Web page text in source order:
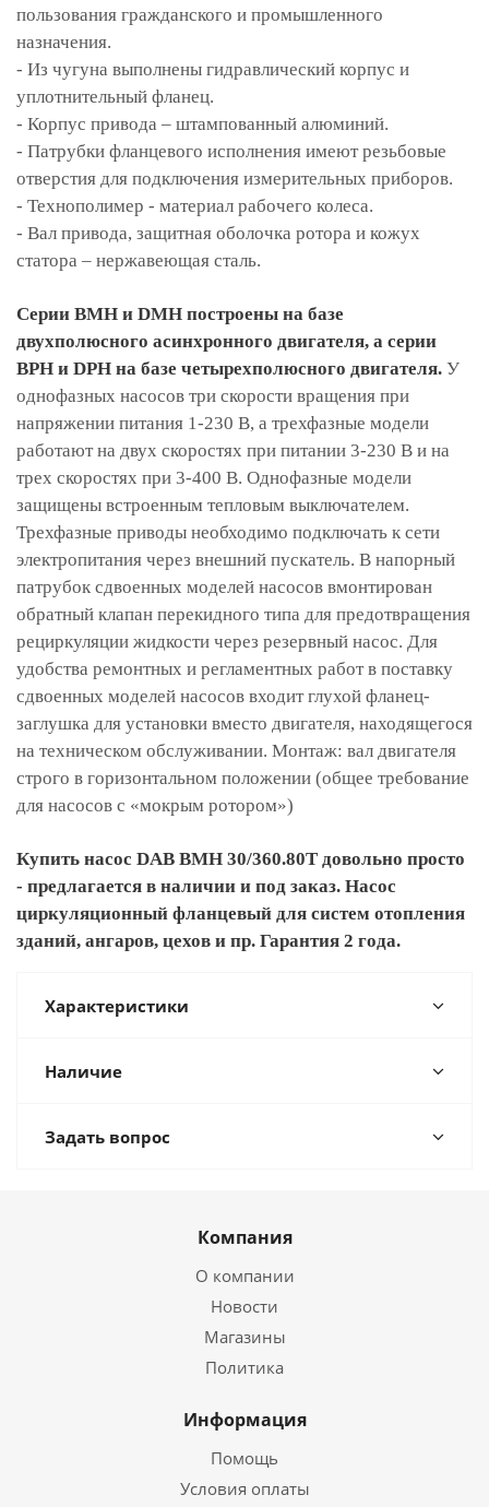
пользования гражданского и промышленного
назначения.
- Из чугуна выполнены гидравлический корпус и
уплотнительный фланец.
- Корпус привода – штампованный алюминий.
- Патрубки фланцевого исполнения имеют резьбовые
отверстия для подключения измерительных приборов.
- Технополимер - материал рабочего колеса.
- Вал привода, защитная оболочка ротора и кожух
статора – нержавеющая сталь.
Серии BMH и DMH построены на базе
двухполюсного асинхронного двигателя, а серии
BPH и DPH на базе четырехполюсного двигателя. У
однофазных насосов три скорости вращения при
напряжении питания 1-230 В, а трехфазные модели
работают на двух скоростях при питании 3-230 В и на
трех скоростях при 3-400 В. Однофазные модели
защищены встроенным тепловым выключателем.
Трехфазные приводы необходимо подключать к сети
электропитания через внешний пускатель. В напорный
патрубок сдвоенных моделей насосов вмонтирован
обратный клапан перекидного типа для предотвращения
рециркуляции жидкости через резервный насос. Для
удобства ремонтных и регламентных работ в поставку
сдвоенных моделей насосов входит глухой фланец-
заглушка для установки вместо двигателя, находящегося
на техническом обслуживании. Монтаж: вал двигателя
строго в горизонтальном положении (общее требование
для насосов с «мокрым ротором»)
Купить насос DAB BMH 30/360.80T довольно просто
- предлагается в наличии и под заказ. Насос
циркуляционный фланцевый для систем отопления
зданий, ангаров, цехов и пр. Гарантия 2 года.
Характеристики
Наличие
Задать вопрос
Компания
О компании
Новости
Магазины
Политика
Информация
Помощь
Условия оплаты